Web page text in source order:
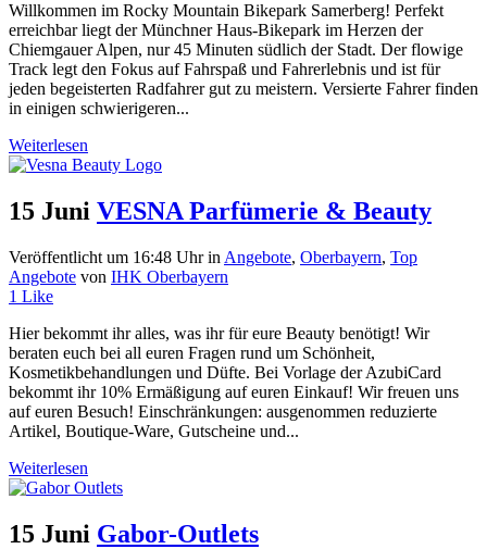
Willkommen im Rocky Mountain Bikepark Samerberg! Perfekt
erreichbar liegt der Münchner Haus-Bikepark im Herzen der
Chiemgauer Alpen, nur 45 Minuten südlich der Stadt. Der flowige
Track legt den Fokus auf Fahrspaß und Fahrerlebnis und ist für
jeden begeisterten Radfahrer gut zu meistern. Versierte Fahrer finden
in einigen schwierigeren...
Weiterlesen
15 Juni VESNA Parfümerie & Beauty
Veröffentlicht um 16:48 Uhrin Angebote, Oberbayern, Top
Angebote von IHK Oberbayern
1 Like
Hier bekommt ihr alles, was ihr für eure Beauty benötigt! Wir
beraten euch bei all euren Fragen rund um Schönheit,
Kosmetikbehandlungen und Düfte. Bei Vorlage der AzubiCard
bekommt ihr 10% Ermäßigung auf euren Einkauf! Wir freuen uns
auf euren Besuch! Einschränkungen: ausgenommen reduzierte
Artikel, Boutique-Ware, Gutscheine und...
Weiterlesen
15 Juni Gabor-Outlets